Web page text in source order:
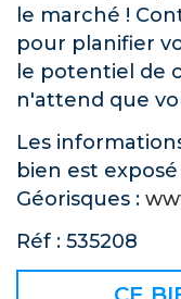
le marché !
pour planifier
le potentiel de
n'attend que
Les
bien est
Géorisques :
Réf : 535208